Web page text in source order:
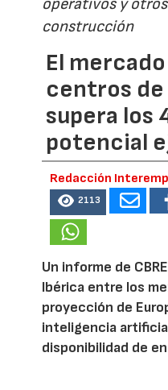
operativos y
construcción
El
centros
supera los
potencial
Redacción
2113
Un informe de
Ibérica entre los
proyección de
inteligencia
disponibilidad de